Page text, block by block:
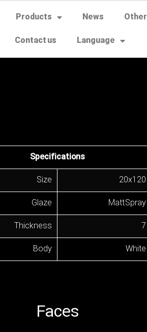
Products News Other
Contact us Language
Specifications
Size 20x120
Glaze Matt Spray
Thickness 7
Body White
Faces